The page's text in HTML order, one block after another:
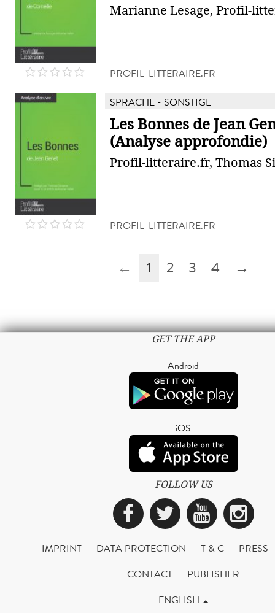
Marianne Lesage, Profil-
PROFIL-LITTERAIRE.FR
SPRACHE - SONSTIGE
Les Bonnes de Jean
(Analyse approfondie)
Profil-litteraire.fr, Thomas
PROFIL-LITTERAIRE.FR
← 1 2 3 4 →
GET THE APP
Android
iOS
FOLLOW US
Facebook
Twitter
IMPRINT DATA PROTECTION T & C
PRESS
CONTACT
PUBLISHER
ENGLISH